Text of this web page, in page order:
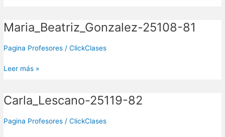
Maria_Beatriz_Gonzalez-25108-81
Pagina Profesores /ClickClases
Maria_Beatriz_Gonzalez-
81
Leer más »
Carla_Lescano-25119-82
Pagina Profesores /ClickClases
Carla_Lescano-
82